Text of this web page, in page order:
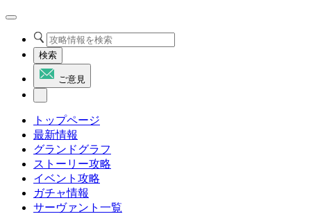
検索
ご意見
トップページ
最新情報
グランドグラフ
ストーリー攻略
イベント攻略
ガチャ情報
サーヴァント一覧